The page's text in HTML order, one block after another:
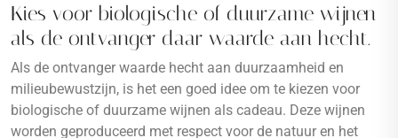
Kies voor biologische of duurzame wijnen
als de ontvanger daar waarde aan hecht.
Als de ontvanger waarde hecht aan duurzaamheid en
milieubewustzijn, is het een goed idee om te kiezen voor
biologische of duurzame wijnen als cadeau. Deze wijnen
worden geproduceerd met respect voor de natuur en het